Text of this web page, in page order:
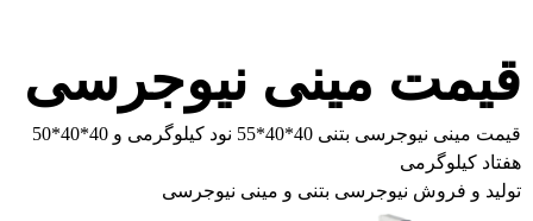
قیمت مینی نیوجرسی
قیمت مینی نیوجرسی بتنی 40*40*55 نود کیلوگرمی و 40*40*50
هفتاد کیلوگرمی
تولید و فروش نیوجرسی بتنی و مینی نیوجرسی